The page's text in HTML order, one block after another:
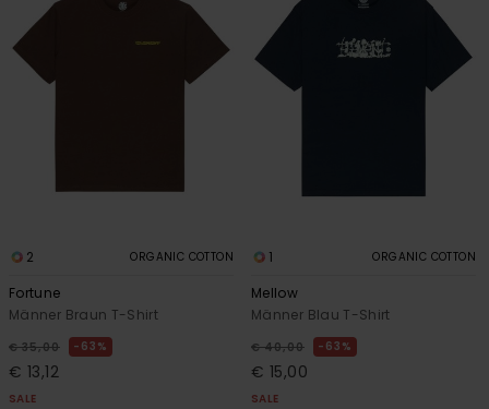
2 ORGANIC COTTON
Fortune
Männer Braun T-Shirt
€ 35,00 63%
€ 13,12
SALE
1 ORGANIC COTTON
Mellow
Männer Blau T-Shirt
€ 40,00 63%
€ 15,00
SALE